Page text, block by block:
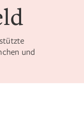
und